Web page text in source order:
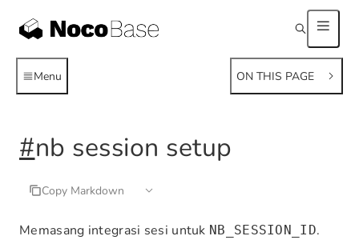
Menu ON THIS PAGE
#nb session setup
Copy Markdown
Memasang integrasi sesi untuk NB_SESSION_ID.